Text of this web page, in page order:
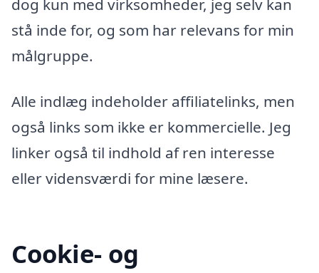
dog kun med virksomheder, jeg selv kan
stå inde for, og som har relevans for min
målgruppe.
Alle indlæg indeholder affiliatelinks, men
også links som ikke er kommercielle. Jeg
linker også til indhold af ren interesse
eller vidensværdi for mine læsere.
Cookie- og